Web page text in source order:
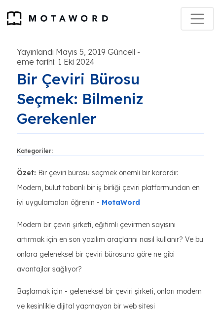
Yayınlandı Mayıs 5, 2019 Güncell -
eme tarihi: 1 Eki 2024
Bir Çeviri Bürosu
Seçmek: Bilmeniz
Gerekenler
Kategoriler:
Özet: Bir çeviri bürosu seçmek önemli bir karardır.
Modern, bulut tabanlı bir iş birliği çeviri platformundan en
iyi uygulamaları öğrenin - MotaWord
Modern bir çeviri şirketi, eğitimli çevirmen sayısını
artırmak için en son yazılım araçlarını nasıl kullanır? Ve bu
onlara geleneksel bir çeviri bürosuna göre ne gibi
avantajlar sağlıyor?
Başlamak için - geleneksel bir çeviri şirketi, onları modern
ve kesinlikle dijital yapmayan bir web sitesi